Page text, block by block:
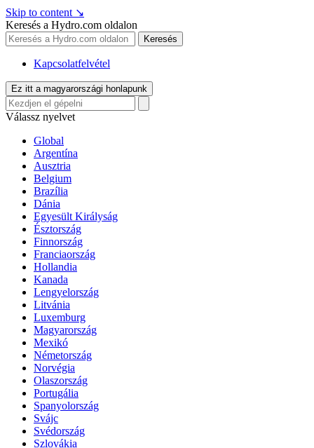
Skip to content ↘
Keresés a Hydro.com oldalon
Keresés
Kapcsolatfelvétel
Ez itt a magyarországi honlapunk
Válassz nyelvet
Global
Argentína
Ausztria
Belgium
Brazília
Dánia
Egyesült Királyság
Észtország
Finnország
Franciaország
Hollandia
Kanada
Lengyelország
Litvánia
Luxemburg
Magyarország
Mexikó
Németország
Norvégia
Olaszország
Portugália
Spanyolország
Svájc
Svédország
Szlovákia